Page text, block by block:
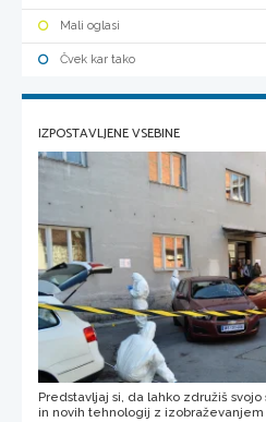
Mali oglasi
Čvek kar tako
IZPOSTAVLJENE VSEBINE
Predstavljaj si, da lahko združiš
in novih tehnologij z izobraževanjem